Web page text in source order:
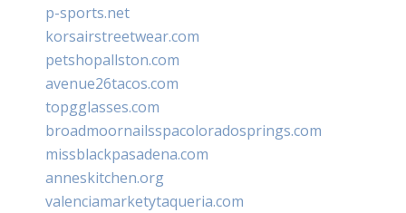
p-sports.net
korsairstreetwear.com
petshopallston.com
avenue26tacos.com
topgglasses.com
broadmoornailsspacoloradosprings.com
missblackpasadena.com
anneskitchen.org
valenciamarketytaqueria.com